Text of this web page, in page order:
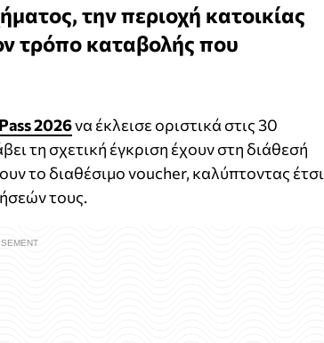
την περιοχή κατοικίας
τρόπο καταβολής που
2026να έκλεισε οριστικά στις 30
τη σχετική έγκριση έχουν στη διάθεσή
το διαθέσιμο voucher, καλύπτοντας έτσι
τους.